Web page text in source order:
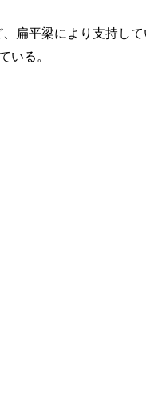
扁平梁により支持して
る。